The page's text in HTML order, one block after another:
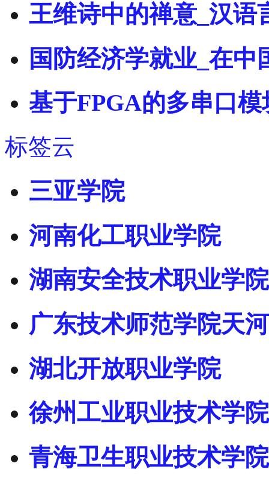
王维诗中的禅意_汉语
国防经济学就业_在中
基于FPGA的多串口
标签云
三亚学院
河南化工职业学院
湖南安全技术职业学院
广东技术师范学院天
湖北开放职业学院
徐州工业职业技术学院
青海卫生职业技术学院